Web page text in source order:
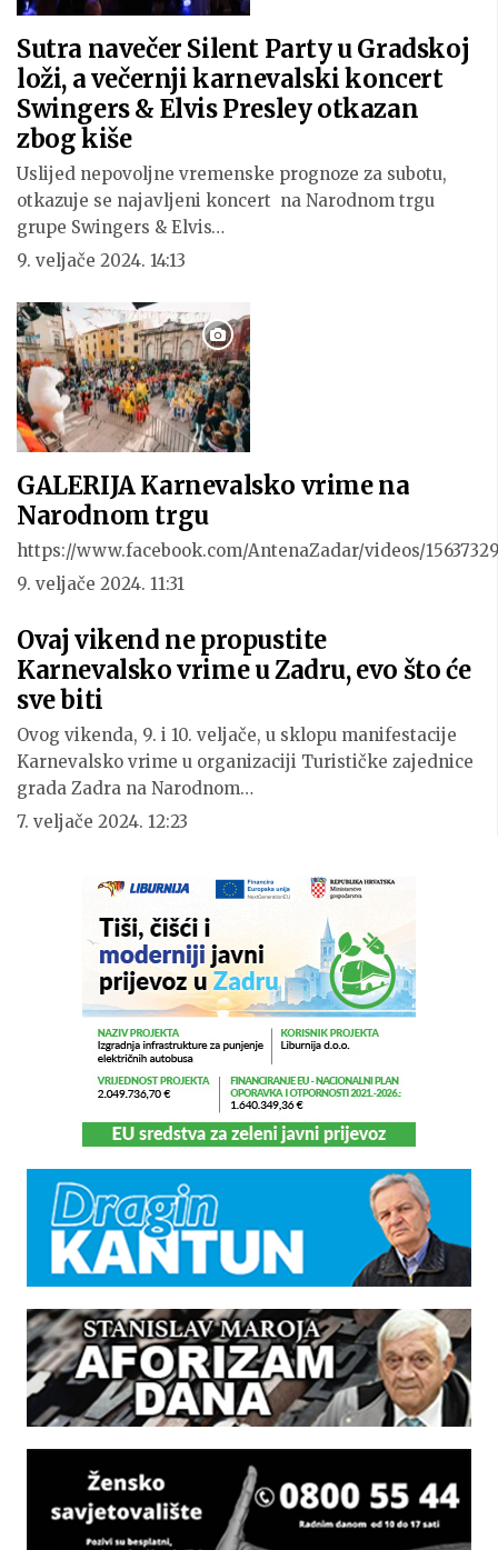
Sutra navečer Silent Party u Gradskoj
loži, a večernji karnevalski koncert
Swingers & Elvis Presley otkazan
zbog kiše
Uslijed nepovoljne vremenske prognoze za subotu,
otkazuje se najavljeni koncert na Narodnom trgu
grupe Swingers & Elvis…
9. veljače 2024. 14:13
GALERIJA Karnevalsko vrime na
Narodnom trgu
https://www.facebook.com/AntenaZadar/videos/
9. veljače 2024. 11:31
Ovaj vikend ne propustite
Karnevalsko vrime u Zadru, evo što će
sve biti
Ovog vikenda, 9. i 10. veljače, u sklopu manifestacije
Karnevalsko vrime u organizaciji Turističke zajednice
grada Zadra na Narodnom…
7. veljače 2024. 12:23